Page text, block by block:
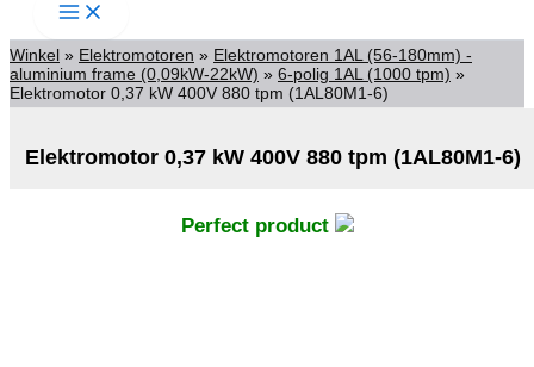
Winkel » Elektromotoren » Elektromotoren 1AL (56-180mm) -
aluminium frame (0,09kW-22kW) » 6-polig 1AL (1000 tpm) »
Elektromotor 0,37 kW 400V 880 tpm (1AL80M1-6)
Elektromotor 0,37 kW 400V 880 tpm (1AL80M1-6)
Perfect product